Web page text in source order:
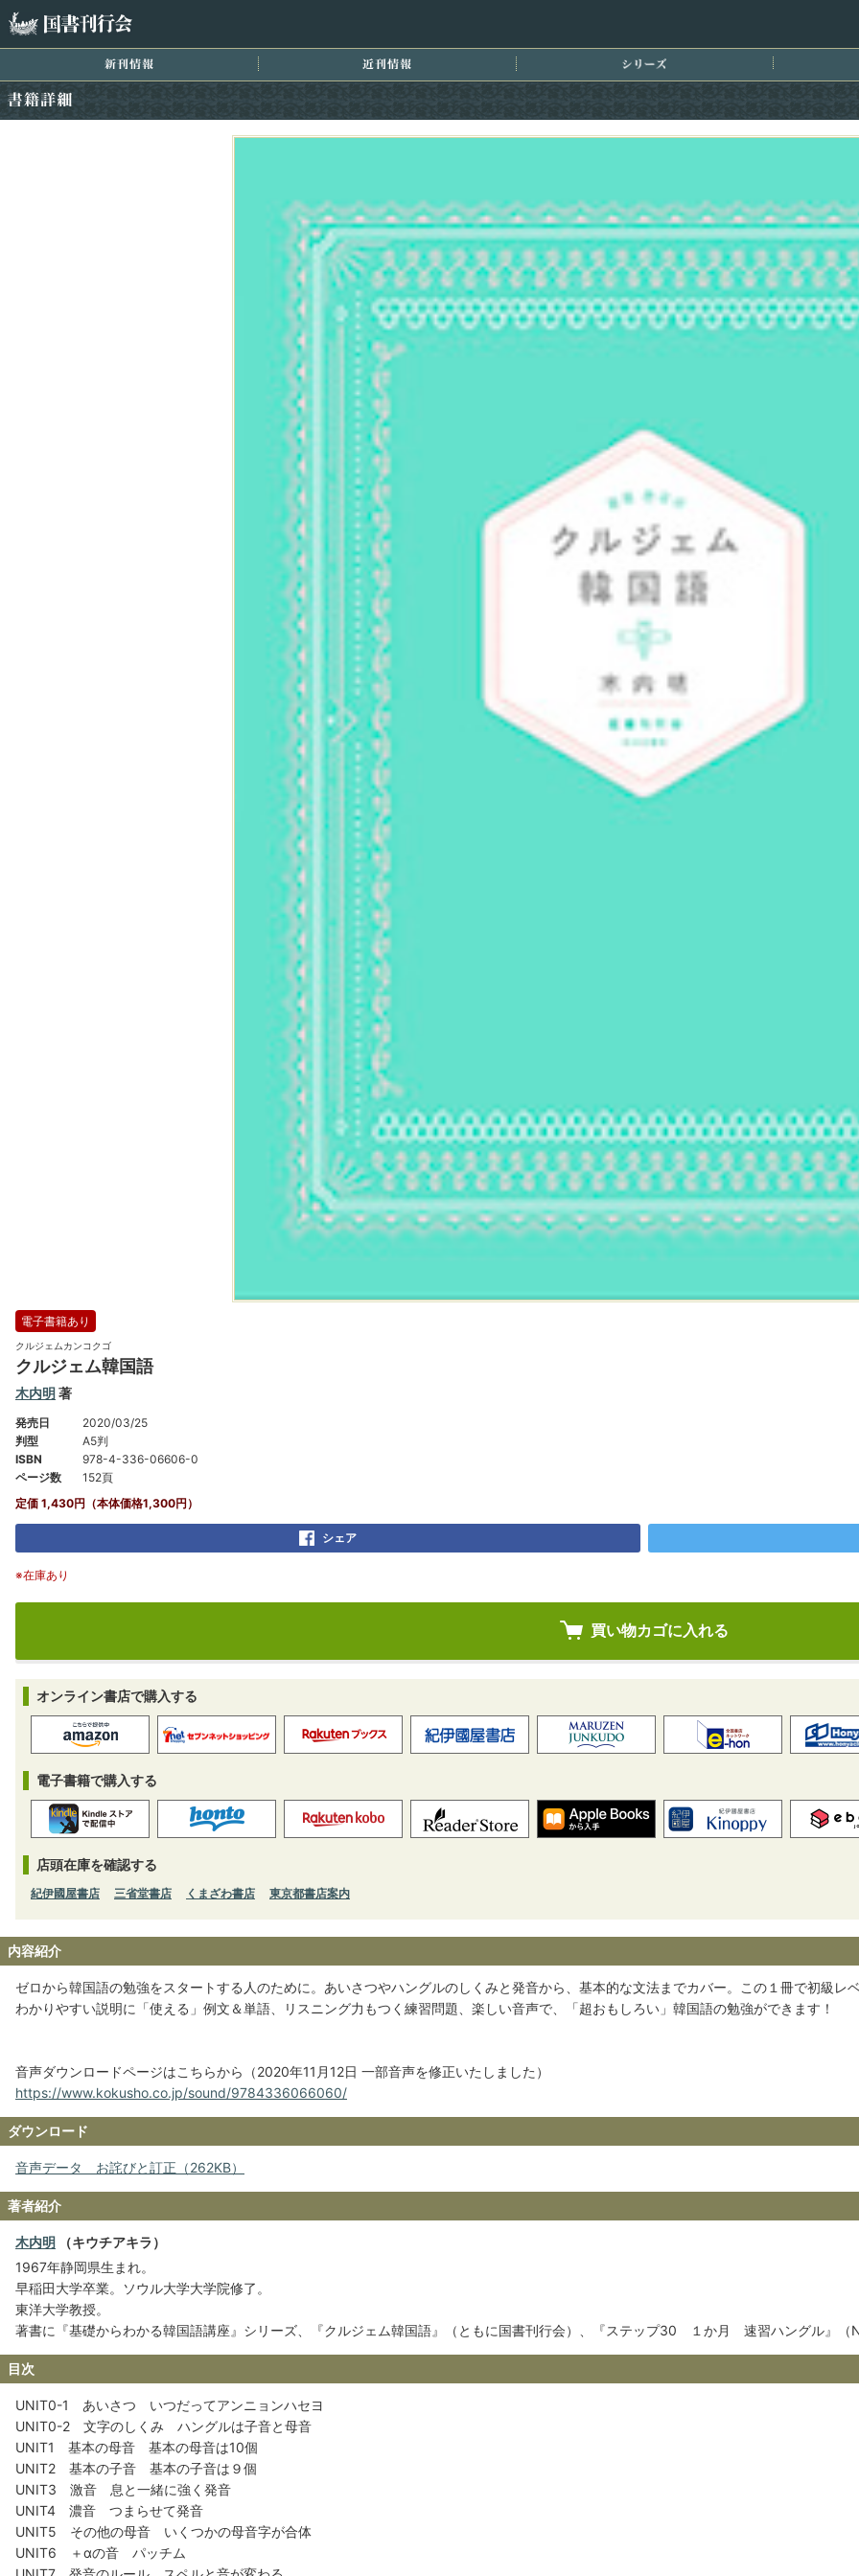
新刊情報
電子書籍あり
クルジェムカンコクゴ
クルジェム韓国語
木内明 著
発売日
2020/03/25
判型
A5判
ISBN
978-4-336-06606-0
ページ数
152頁
定価 1,430円（本体価格1,300円）
シェア
※在庫あり
オンライン書店で購入する
電子書籍で購入する
店頭在庫を確認する
紀伊國屋書店 三省堂書店 くまざわ書店 東京都書店案内
内容紹介
ゼロから韓国語の勉強をスタートする人のために。あいさつやハングルのしくみと発音から、基本的な文法までカバー。この１冊で初級レ
わかりやすい説明に「使える」例文＆単語、リスニング力もつく練習問題、楽しい音声で、「超おもしろい」韓国語の勉強ができます！
音声ダウンロードページはこちらから（2020年11月12日 一部音声を修正いたしました）
https://www.kokusho.co.jp/sound/9784336066060/
ダウンロード
音声データ お詫びと訂正（262KB）
著者紹介
木内明 （キウチアキラ）
1967年静岡県生まれ。
早稲田大学卒業。ソウル大学大学院修了。
東洋大学教授。
著書に『基礎からわかる韓国語講座』シリーズ、『クルジェム韓国語』（ともに国書刊行会）、『ステップ30 １か月 速習ハングル』（
目次
UNIT0-1 あいさつ いつだってアンニョンハセヨ
UNIT0-2 文字のしくみ ハングルは子音と母音
UNIT1 基本の母音 基本の母音は10個
UNIT2 基本の子音 基本の子音は９個
UNIT3 激音 息と一緒に強く発音
UNIT4 濃音 つまらせて発音
UNIT5 その他の母音 いくつかの母音字が合体
UNIT6 ＋αの音 パッチム